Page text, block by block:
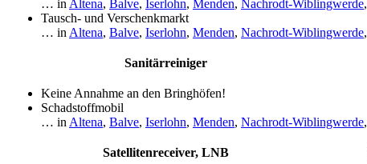
… in Altena, Balve, Iserlohn, Menden, Nachrodt-Wiblingwerde,
Tausch- und Verschenkmarkt
… in Altena, Balve, Iserlohn, Menden, Nachrodt-Wiblingwerde,
Sanitärreiniger
Keine Annahme an den Bringhöfen!
Schadstoffmobil
… in Altena, Balve, Iserlohn, Menden, Nachrodt-Wiblingwerde,
Satellitenreceiver, LNB